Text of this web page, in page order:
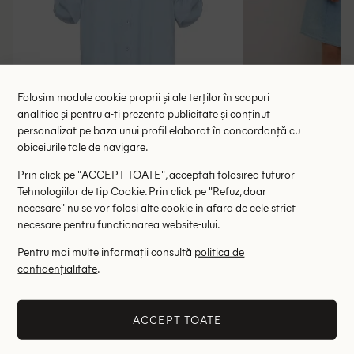
Rochie medie Kaffe, albastru
118.00 lei 189.00 lei
RRP: 315.00 lei
Folosim module cookie proprii și ale terților în scopuri
analitice și pentru a-ți prezenta publicitate și conținut
personalizat pe baza unui profil elaborat în concordanță cu
obiceiurile tale de navigare.
Prin click pe "ACCEPT TOATE", acceptati folosirea tuturor
Tehnologiilor de tip Cookie. Prin click pe "Refuz, doar
necesare" nu se vor folosi alte cookie in afara de cele strict
necesare pentru functionarea website-ului.
Pentru mai multe informații consultă politica de
confidențialitate.
ACCEPT TOATE